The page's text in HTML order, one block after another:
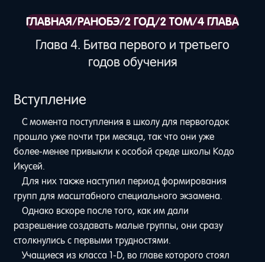
ГЛАВНАЯ/РАНОБЭ/2 ГОД/2 ТОМ/4 ГЛАВА
Глава 4. Битва первого и третьего
годов обучения
Вступление
С момента поступления в школу для первогодок
прошло уже почти три месяца, так что они уже
более-менее привыкли к особой среде школы Кодо
Икусей.
Для них также наступил период формирования
групп для масштабного специального экзамена.
Однако вскоре после того, как им дали
разрешение создавать малые группы, они сразу
столкнулись с первыми трудностями.
Учащиеся из класса 1-D, во главе которого стоял